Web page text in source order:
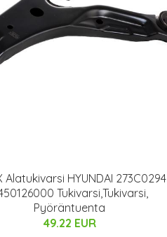
Alatukivarsi HYUNDAI 273C0294
Tukivarsi,Tukivarsi,
Pyöräntuenta
49.22 EUR